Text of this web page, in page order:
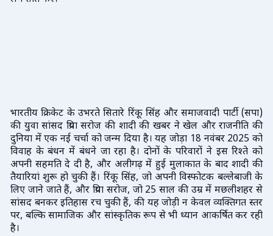
भारतीय क्रिकेट के उभरते सितारे रिंकू सिंह और समाजवादी पार्टी (सपा)
की युवा सांसद प्रिया सरोज की शादी की खबर ने खेल और राजनीति की
दुनिया में एक नई चर्चा को जन्म दिया है। यह जोड़ा 18 नवंबर 2025 को
विवाह के बंधन में बंधने जा रहा है। दोनों के परिवारों ने इस रिश्ते को
अपनी सहमति दे दी है, और अलीगढ़ में हुई मुलाकात के बाद शादी की
तैयारियां शुरू हो चुकी हैं। रिंकू सिंह, जो अपनी विस्फोटक बल्लेबाजी के
लिए जाने जाते हैं, और प्रिया सरोज, जो 25 साल की उम्र में मछलीशहर से
सांसद बनकर इतिहास रच चुकी हैं, की यह जोड़ी न केवल व्यक्तिगत स्तर
पर, बल्कि सामाजिक और सांस्कृतिक रूप से भी ध्यान आकर्षित कर रही
है।